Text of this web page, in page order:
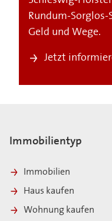
Rundum-Sorglos-
Geld und Wege.
Jetzt
Immobilientyp
Immobilien
Haus kaufen
Wohnung kaufen